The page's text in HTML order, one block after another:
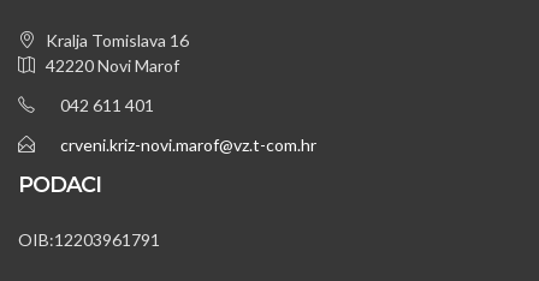
Kralja Tomislava 16
42220 Novi Marof
042 611 401
crveni.kriz-novi.marof@vz.t-com.hr
PODACI
OIB:12203961791